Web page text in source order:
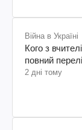
Війна в Україні
Кого з
повний
2 дні тому